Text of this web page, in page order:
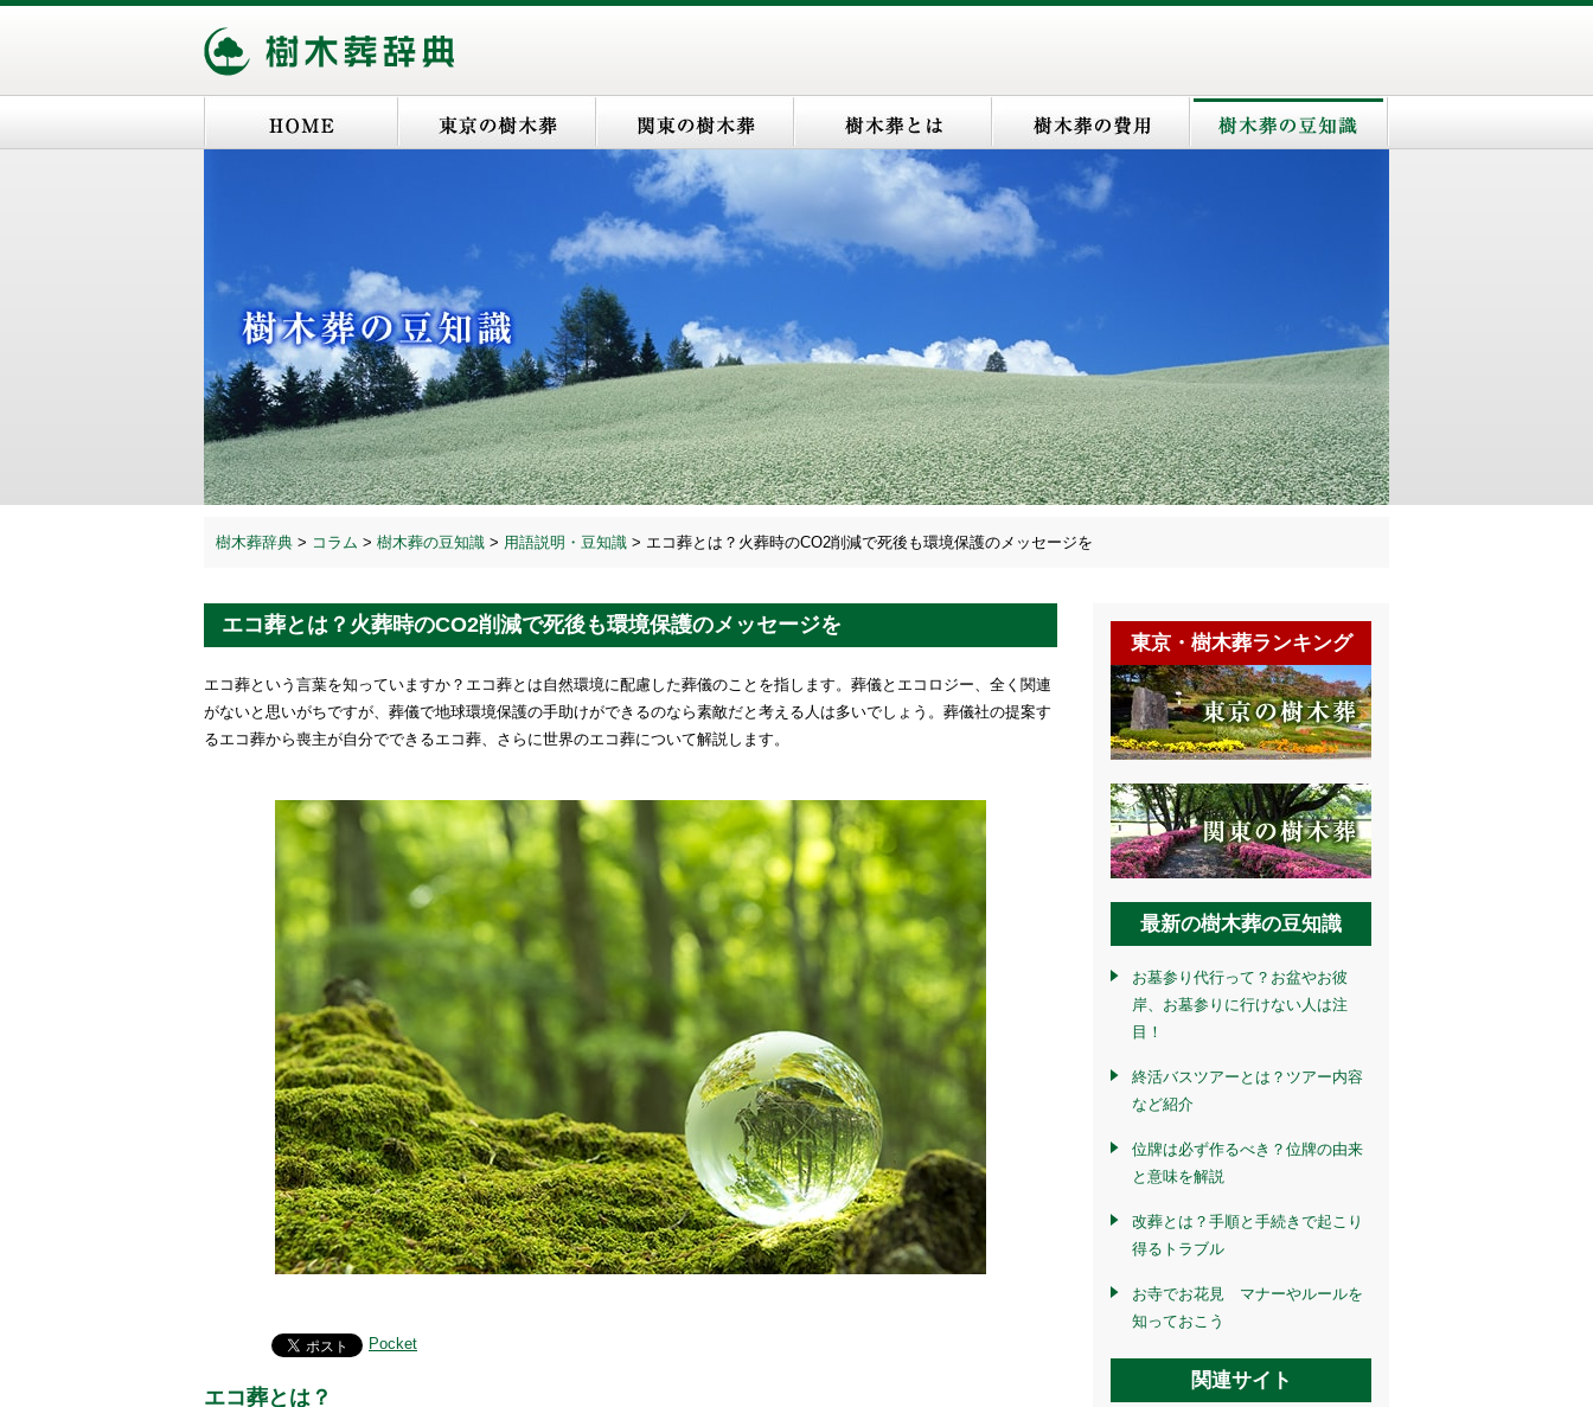
樹木葬辞典 > コラム > 樹木葬の豆知識 > 用語説明・豆知識 > エコ葬とは？火葬時のCO2削減で死後も環境保護のメッセージを
エコ葬とは？火葬時のCO2削減で死後も環境保護のメッセージを
エコ葬という言葉を知っていますか？エコ葬とは自然環境に配慮した葬儀のことを指します。葬儀とエコロジー、全く関連
がないと思いがちですが、葬儀で地球環境保護の手助けができるのなら素敵だと考える人は多いでしょう。葬儀社の提案す
るエコ葬から喪主が自分でできるエコ葬、さらに世界のエコ葬について解説します。
Pocket
エコ葬とは？
東京・樹木葬ランキング
最新の樹木葬の豆知識
お墓参り代行って？お盆やお彼
岸、お墓参りに行けない人は注
目！
終活バスツアーとは？ツアー内容
など紹介
位牌は必ず作るべき？位牌の由来
と意味を解説
改葬とは？手順と手続きで起こり
得るトラブル
お寺でお花見 マナーやルールを
知っておこう
関連サイト